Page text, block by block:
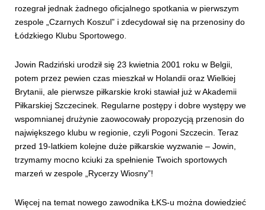
rozegrał jednak żadnego oficjalnego spotkania w pierwszym
zespole „Czarnych Koszul” i zdecydował się na przenosiny do
Łódzkiego Klubu Sportowego.
Jowin Radziński urodził się 23 kwietnia 2001 roku w Belgii,
potem przez pewien czas mieszkał w Holandii oraz Wielkiej
Brytanii, ale pierwsze piłkarskie kroki stawiał już w Akademii
Piłkarskiej Szczecinek. Regularne postępy i dobre występy we
wspomnianej drużynie zaowocowały propozycją przenosin do
największego klubu w regionie, czyli Pogoni Szczecin. Teraz
przed 19-latkiem kolejne duże piłkarskie wyzwanie – Jowin,
trzymamy mocno kciuki za spełnienie Twoich sportowych
marzeń w zespole „Rycerzy Wiosny”!
Więcej na temat nowego zawodnika ŁKS-u można dowiedzieć